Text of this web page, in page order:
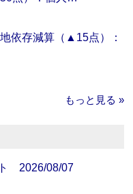
依存減算（▲15点）：
もっと見る »
2026/08/07